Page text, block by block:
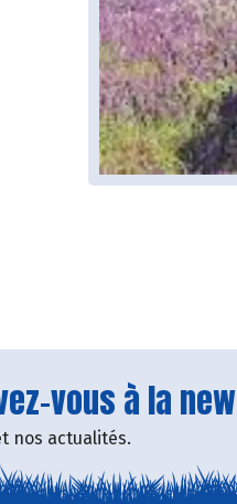
vous à la
nos actualités.